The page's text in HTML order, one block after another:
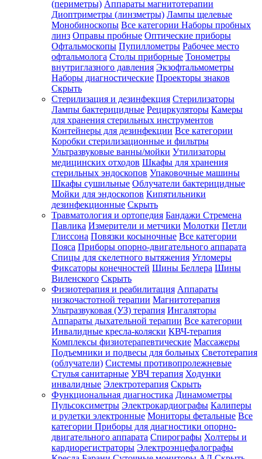
(периметры) Аппараты магнитотерапии
Диоптриметры (линзметры) Лампы щелевые
Монобиноскопы Все категории Наборы пробных
линз Оправы пробные Оптические приборы
Офтальмоскопы Пупиллометры Рабочее место
офтальмолога Столы приборные Тонометры
внутриглазного давления Экзофтальмометры
Наборы диагностические Проекторы знаков
Скрыть
Стерилизация и дезинфекция Стерилизаторы
Лампы бактерицидные Рециркуляторы Камеры
для хранения стерильных инструментов
Контейнеры для дезинфекции Все категории
Коробки стерилизационные и фильтры
Ультразвуковые ванны/мойки Утилизаторы
медицинских отходов Шкафы для хранения
стерильных эндоскопов Упаковочные машины
Шкафы сушильные Облучатели бактерицидные
Мойки для эндоскопов Кипятильники
дезинфекционные Скрыть
Травматология и ортопедия Бандажи Стремена
Павлика Измерители и метчики Молотки Петли
Глиссона Повязки косыночные Все категории
Пояса Приборы опорно-двигательного аппарата
Спицы для скелетного вытяжения Угломеры
Фиксаторы конечностей Шины Беллера Шины
Виленского Скрыть
Физиотерапия и реабилитация Аппараты
низкочастотной терапии Магнитотерапия
Ультразвуковая (УЗ) терапия Ингаляторы
Аппараты дыхательной терапии Все категории
Инвалидные кресла-коляски КВЧ-терапия
Комплексы физиотерапевтические Массажеры
Подъемники и подвесы для больных Светотерапия
(облучатели) Системы противопролежневые
Стулья санитарные УВЧ терапия Ходунки
инвалидные Электротерапия Скрыть
Функциональная диагностика Динамометры
Пульсоксиметры Электрокардиографы Калиперы
и рулетки электронные Мониторы фетальные Все
категории Приборы для диагностики опорно-
двигательного аппарата Спирографы Холтеры и
кардиорегистраторы Электроэнцефалографы